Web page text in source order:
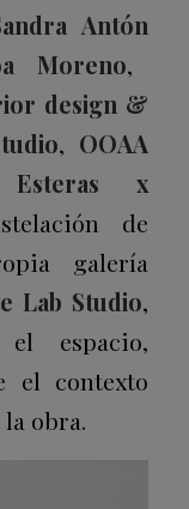
Antón
Moreno,
design &
, OOAA
Esteras x
de
galería
Lab Studio,
espacio,
el contexto
obra.